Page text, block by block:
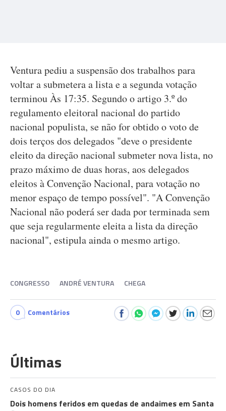
Ventura pediu a suspensão dos trabalhos para
voltar a submetera a lista e a segunda votação
terminou Às 17:35. Segundo o artigo 3.º do
regulamento eleitoral nacional do partido
nacional populista, se não for obtido o voto de
dois terços dos delegados "deve o presidente
eleito da direção nacional submeter nova lista, no
prazo máximo de duas horas, aos delegados
eleitos à Convenção Nacional, para votação no
menor espaço de tempo possível". "A Convenção
Nacional não poderá ser dada por terminada sem
que seja regularmente eleita a lista da direção
nacional", estipula ainda o mesmo artigo.
CONGRESSO ANDRÉ VENTURA CHEGA
0 Comentários
Últimas
CASOS DO DIA
Dois homens feridos em quedas de andaimes em Santa